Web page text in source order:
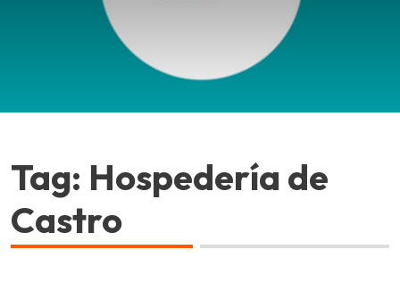
Tag: Hospedería de
Castro